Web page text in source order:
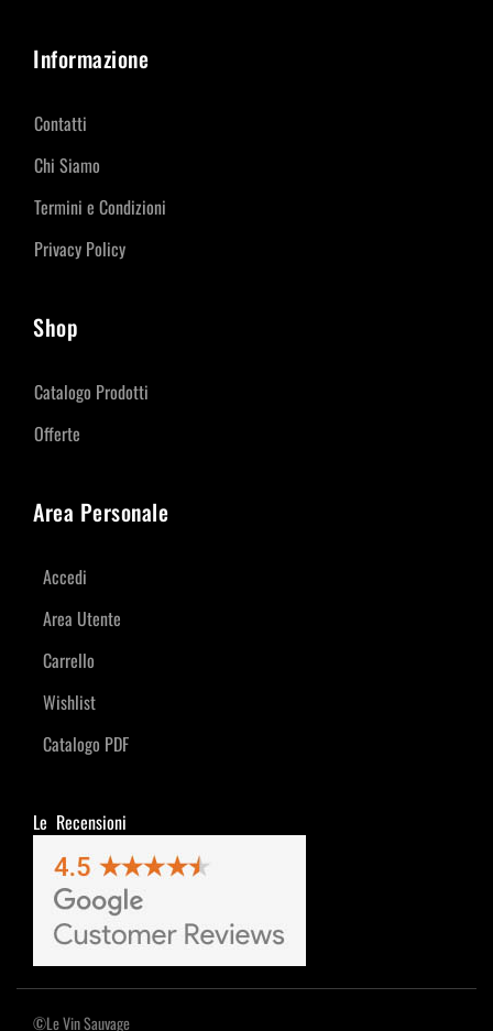
Informazione
Contatti
Chi Siamo
Termini e Condizioni
Privacy Policy
Shop
Catalogo Prodotti
Offerte
Area Personale
Accedi
Area Utente
Carrello
Wishlist
Catalogo PDF
Le Recensioni
©Le Vin Sauvage